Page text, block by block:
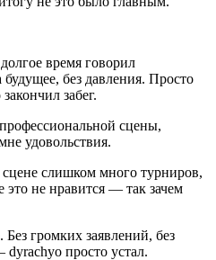
время говорил
будущее, без давления. Просто
забег.
сцены,
удовольствия.
слишком много турниров,
не нравится — так зачем
громких заявлений, без
просто устал.